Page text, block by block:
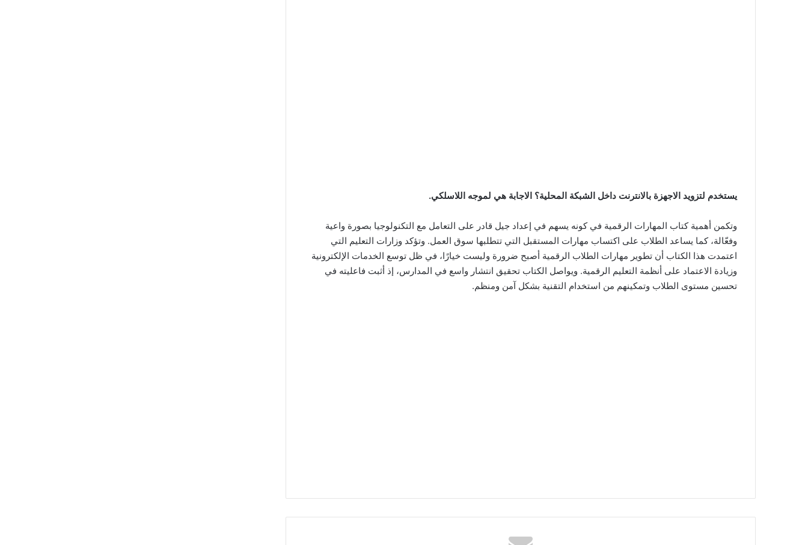
يستخدم لتزويد الاجهزة بالانترنت داخل الشبكة المحلية؟ الاجابة هي لموجه اللاسلكي.
وتكمن أهمية كتاب المهارات الرقمية في كونه يسهم في إعداد جيل قادر على التعامل مع التكنولوجيا بصورة واعية
وفعّالة، كما يساعد الطلاب على اكتساب مهارات المستقبل التي تتطلبها سوق العمل. وتؤكد وزارات التعليم التي
اعتمدت هذا الكتاب أن تطوير مهارات الطلاب الرقمية أصبح ضرورة وليست خيارًا، في ظل توسع الخدمات الإلكترونية
وزيادة الاعتماد على أنظمة التعليم الرقمية. ويواصل الكتاب تحقيق انتشار واسع في المدارس، إذ أثبت فاعليته في
تحسين مستوى الطلاب وتمكينهم من استخدام التقنية بشكل آمن ومنظم.